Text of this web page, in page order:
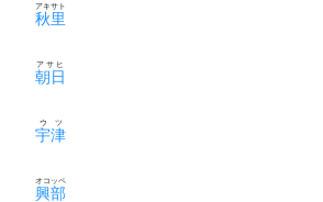
秋里
アキサト
朝日
アサヒ
宇津
ウツ
興部
オコッペ